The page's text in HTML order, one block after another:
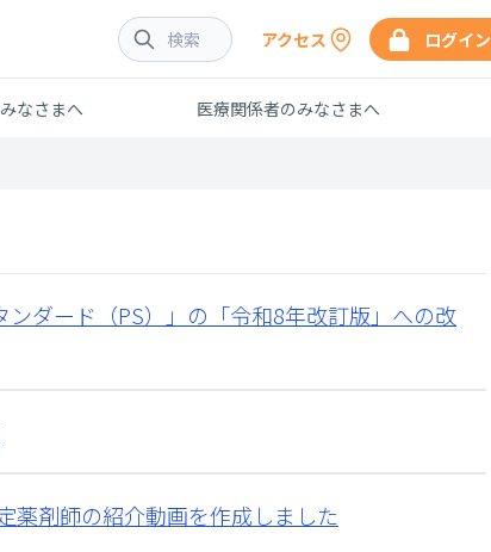
アクセス ログイン
なさまへ 医療関係者のみなさまへ
ンダード（PS）」の「令和8年改訂版」への改
薬剤師の紹介動画を作成しました